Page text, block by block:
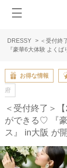
DRESSY > ＜受付終
『豪華6大体験 よく
お得な情報
府
＜受付終了＞
ができる♡ 『
ス』 in大阪 が